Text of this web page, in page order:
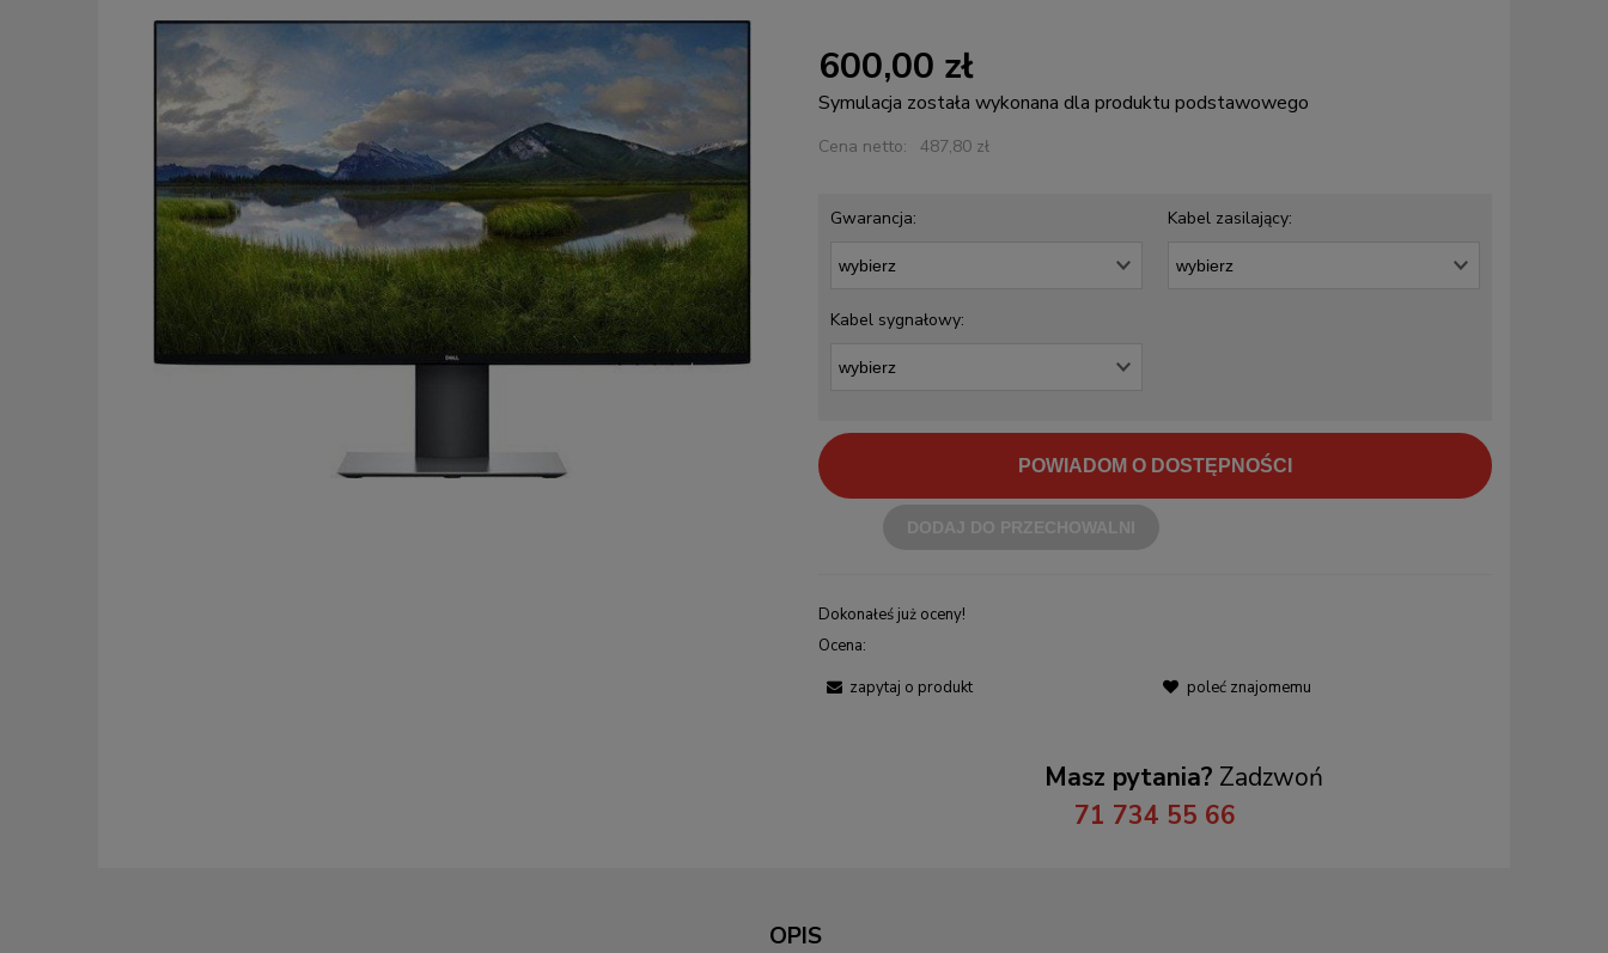
600,00 zł
Symulacja została wykonana dla produktu podstawowego
Cena netto: 487,80 zł
Gwarancja: Kabel zasilający:
Kabel sygnałowy:
POWIADOM O DOSTĘPNOŚCI
Dokonałeś już oceny!
Ocena:
zapytaj o produkt
poleć znajomemu
Masz pytania? Zadzwoń
71 734 55 66
OPIS